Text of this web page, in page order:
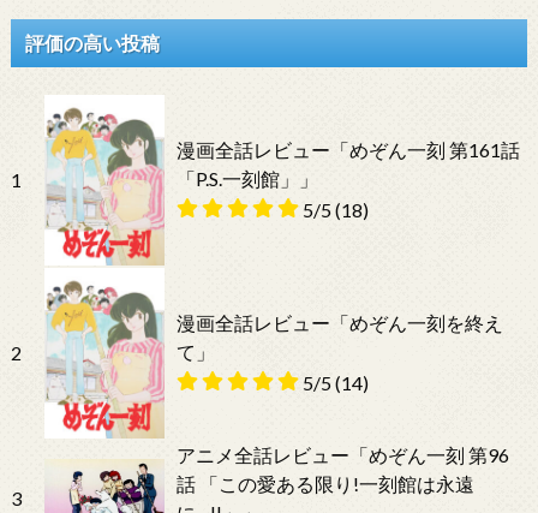
評価の高い投稿
1
漫画全話レビュー「めぞん一刻 第161話
「P.S.一刻館」」
5/5(18)
2
漫画全話レビュー「めぞん一刻を終え
て」
5/5(14)
3
アニメ全話レビュー「めぞん一刻 第96
話 「この愛ある限り!一刻館は永遠